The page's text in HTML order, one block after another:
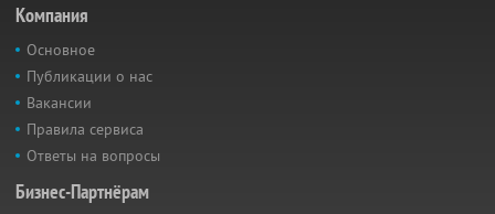
Компания
Основное
Публикации о нас
Вакансии
Правила сервиса
Ответы на вопросы
Бизнес-Партнёрам